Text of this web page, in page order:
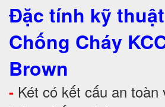
Đặc tính kỹ
Chống Cháy
Brown
- Két có kết cấu an